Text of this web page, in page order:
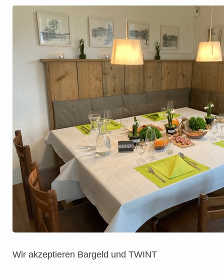
Wir akzeptieren Bargeld und TWINT